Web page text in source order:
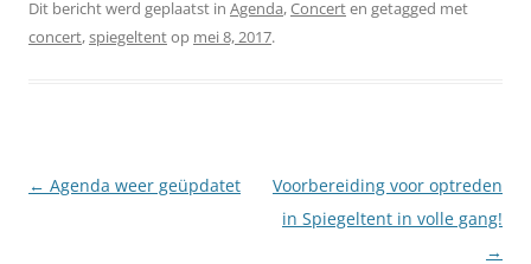
Dit bericht werd geplaatst in Agenda,Concerten getagged met
concert,spiegeltentop mei 8, 2017.
Berichtnavigatie
← Agenda weer geüpdatet
Voorbereiding voor optreden
in Spiegeltent in volle gang!
→